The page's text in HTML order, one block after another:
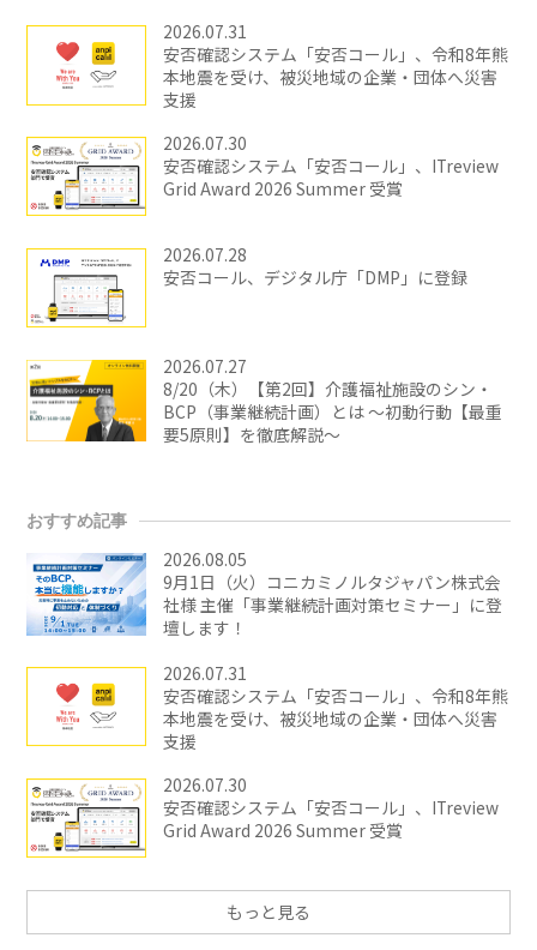
2026.07.31
安否確認システム「安否コール」、令和8年熊
本地震を受け、被災地域の企業・団体へ災害
支援
2026.07.30
安否確認システム「安否コール」、ITreview
Grid Award 2026 Summer 受賞
2026.07.28
安否コール、デジタル庁「DMP」に登録
2026.07.27
8/20（木）【第2回】介護福祉施設のシン・
BCP（事業継続計画）とは ～初動行動【最重
要5原則】を徹底解説～
おすすめ記事
2026.08.05
9月1日（火）コニカミノルタジャパン株式会
社様 主催「事業継続計画対策セミナー」に登
壇します！
2026.07.31
安否確認システム「安否コール」、令和8年熊
本地震を受け、被災地域の企業・団体へ災害
支援
2026.07.30
安否確認システム「安否コール」、ITreview
Grid Award 2026 Summer 受賞
もっと見る